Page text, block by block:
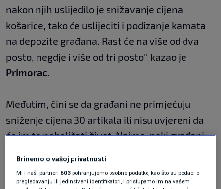
nakon njih uslijedilo je snižavanje cijena
košarice, tako će uslijediti i podizanje kamata
na depozite građana. Rast će na više od dva
posto, negdje i više od tri posto", kazao je
Primorac.
Međutim, čini se da građani ne primjećuju
sniženje cijena 30 artikala ili nisu uvjereni da
će im to poboljšati život. Naime, neki građani
sniženjima. "Super mi je kad dignete cijene 300
posto i onda ih spustite 20 posto", kazuje nam
Brinemo o vašoj privatnosti
Mi i naši partneri 603 pohranjujemo osobne podatke, kao što su podaci o
pregledavanju ili jedinstveni identifikatori, i pristupamo im na vašem